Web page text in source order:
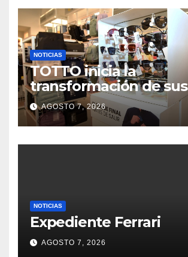
NOTICIAS
TOTTO inicia la
transformación de sus
tiendas con un nuevo
concepto
AGOSTO 7, 2026
NOTICIAS
Expediente Ferrari
AGOSTO 7, 2026